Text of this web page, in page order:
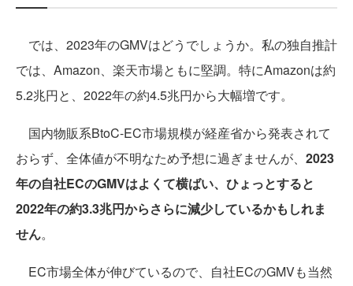
では、2023年のGMVはどうでしょうか。私の独自推計
では、Amazon、楽天市場ともに堅調。特にAmazonは約
5.2兆円と、2022年の約4.5兆円から大幅増です。
国内物販系BtoC-EC市場規模が経産省から発表されて
おらず、全体値が不明なため予想に過ぎませんが、 2023
年の自社ECのGMVはよくて横ばい、ひょっとすると
2022年の約3.3兆円からさらに減少しているかもしれま
せん。
EC市場全体が伸びているので、自社ECのGMVも当然